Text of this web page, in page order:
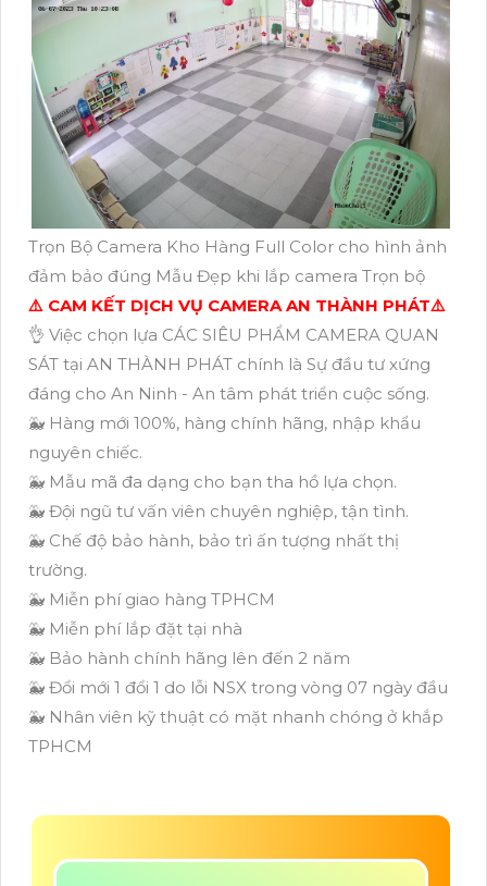
Trọn Bộ Camera Kho Hàng Full Color cho hình ảnh
đảm bảo đúng Mẫu Đẹp khi lắp camera Trọn bộ
⚠️ CAM KẾT DỊCH VỤ CAMERA AN THÀNH PHÁT⚠️
👌 Việc chọn lựa CÁC SIÊU PHẨM CAMERA QUAN
SÁT tại AN THÀNH PHÁT chính là Sự đầu tư xứng
đáng cho An Ninh - An tâm phát triển cuộc sống.
🐳 Hàng mới 100%, hàng chính hãng, nhập khẩu
nguyên chiếc.
🐳 Mẫu mã đa dạng cho bạn tha hồ lựa chọn.
🐳 Đội ngũ tư vấn viên chuyên nghiệp, tận tình.
🐳 Chế độ bảo hành, bảo trì ấn tượng nhất thị
trường.
🐳 Miễn phí giao hàng TPHCM
🐳 Miễn phí lắp đặt tại nhà
🐳 Bảo hành chính hãng lên đến 2 năm
🐳 Đổi mới 1 đổi 1 do lỗi NSX trong vòng 07 ngày đầu
🐳 Nhân viên kỹ thuật có mặt nhanh chóng ở khắp
TPHCM